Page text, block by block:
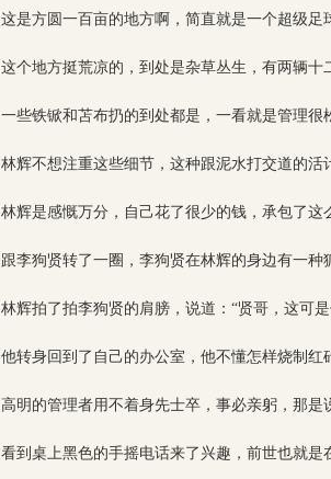
这是方圆一百亩的地方啊，简直就是一个超级足
这个地方挺荒凉的，到处是杂草丛生，有两辆
一些铁锨和苫布扔的到处都是，一看就是管理很
林辉不想注重这些细节，这种跟泥水打交道的
林辉是感慨万分，自己花了很少的钱，承包了
跟李狗贤转了一圈，李狗贤在林辉的身边有一种
林辉拍了拍李狗贤的肩膀，说道：“贤哥，这可
他转身回到了自己的办公室，他不懂怎样烧制红
高明的管理者用不着身先士卒，事必亲躬，那
看到桌上黑色的手摇电话来了兴趣，前世也就